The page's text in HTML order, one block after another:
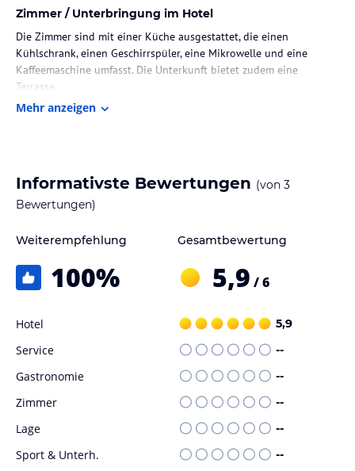
Zimmer / Unterbringung im Hotel
Die Zimmer sind mit einer Küche ausgestattet, die einen
Kühlschrank, einen Geschirrspüler, eine Mikrowelle und eine
Kaffeemaschine umfasst. Die Unterkunft bietet zudem eine
Terrasse.
Hinweis: Verfasst von HolidayCheck mit Hilfe von KI. Alle
Angaben ohne Gewähr. Bitte lies vor der Buchung die
Mehr anzeigen
Informativste Bewertungen (von 3
Bewertungen)
Weiterempfehlung
100%
Gesamtbewertung
5,9 / 6
Hotel 5,9
Service --
Gastronomie --
Zimmer --
Lage --
Sport & Unterh. --